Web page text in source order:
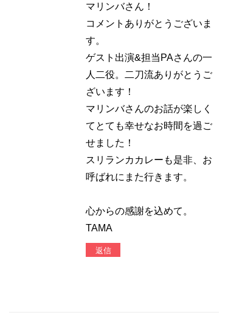
マリンバさん！
コメントありがとうございま
す。
ゲスト出演&担当PAさんの一
人二役。二刀流ありがとうご
ざいます！
マリンバさんのお話が楽しく
てとても幸せなお時間を過ご
せました！
スリランカカレーも是非、お
呼ばれにまた行きます。
心からの感謝を込めて。
TAMA
返信